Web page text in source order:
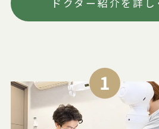
ドクター紹介を詳し
1